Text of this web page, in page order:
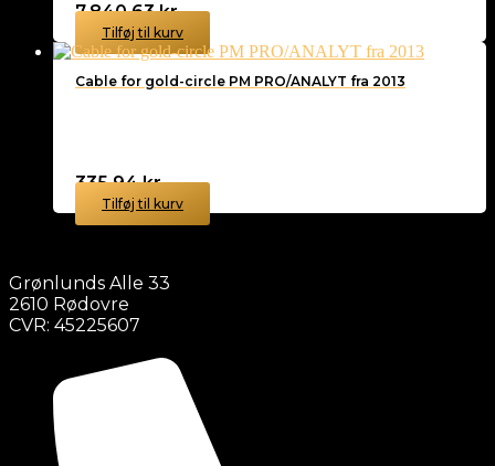
7.840,63kr.
Tilføj til kurv
Cable for gold-circle PM PRO/ANALYT fra 2013
335,94kr.
Tilføj til kurv
Grønlunds Alle 33
2610 Rødovre
CVR: 45225607